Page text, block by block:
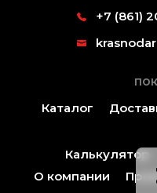
+7 (861)
Каталог
Калькулятор
О компании